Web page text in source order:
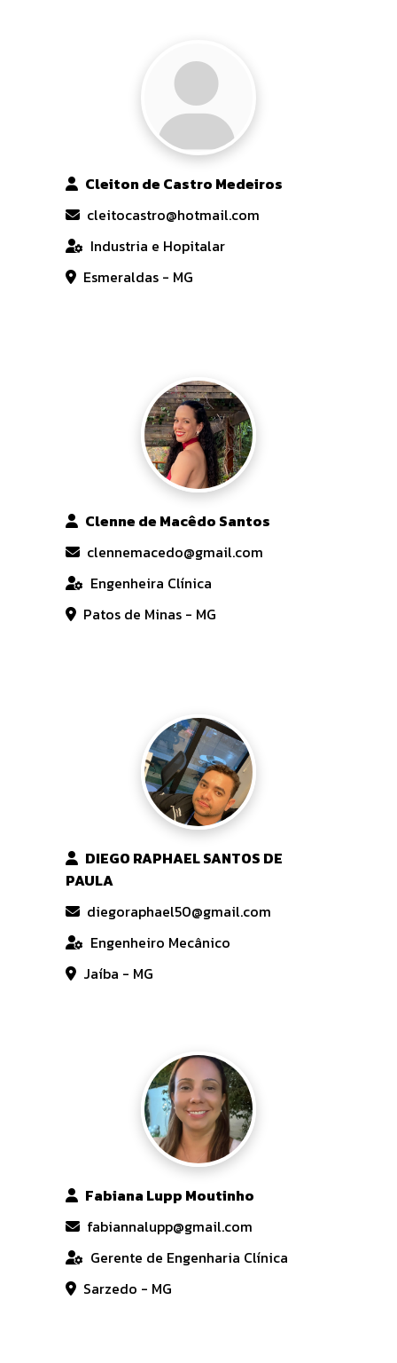
Cleiton de Castro Medeiros
cleitocastro@hotmail.com
Industria e Hopitalar
Esmeraldas - MG
Clenne de Macêdo Santos
clennemacedo@gmail.com
Engenheira Clínica
Patos de Minas - MG
DIEGO RAPHAEL SANTOS DE
PAULA
diegoraphael50@gmail.com
Engenheiro Mecânico
Jaíba - MG
Fabiana Lupp Moutinho
fabiannalupp@gmail.com
Gerente de Engenharia Clínica
Sarzedo - MG